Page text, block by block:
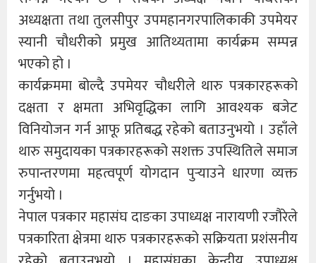
अध्यक्षता तथा तुलसीपुर उपमहानगरपालिकाकी उपमेयर
स्यानी चौधरीको प्रमुख आतिथ्यतामा कार्यक्रम सम्पन्न
भएको हो ।
कार्यक्रममा बोल्दै उपमेयर चौधरीले थारु पत्रकारहरूको
दक्षता र क्षमता अभिवृद्धिका लागि आवश्यक बजेट
विनियोजन गर्न आफू प्रतिबद्ध रहेको बताउनुभयो । उहाँले
थारु समुदायका पत्रकारहरूको सशक्त उपस्थितिले समाज
रुपान्तरणमा महत्वपूर्ण योगदान पुर्‍याउने धारणा व्यक्त
गर्नुभयो ।
नेपाल पत्रकार महासंघ दाङका उपाध्यक्ष नारायणी रजौरेले
पत्रकारिता क्षेत्रमा थारु पत्रकारहरूको सक्रियता प्रशंसनीय